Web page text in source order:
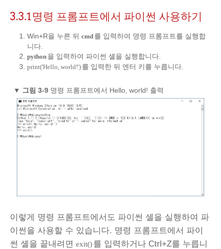
3.3.1명령 프롬프트에서 파이썬 사용하기
Win+R을 누른 뒤 cmd 를 입력하여 명령 프롬프트를 실행합
니다.
python 을 입력하여 파이썬 셸을 실행합니다.
print('Hello, world!') 를 입력한 뒤 엔터 키를 누릅니다.
▼ 그림 3-9명령 프롬프트에서 Hello, world! 출력
이렇게 명령 프롬프트에서도 파이썬 셸을 실행하여 파
이썬을 사용할 수 있습니다. 명령 프롬프트에서 파이
썬 셸을 끝내려면 exit()를 입력하거나 Ctrl+Z를 누릅니